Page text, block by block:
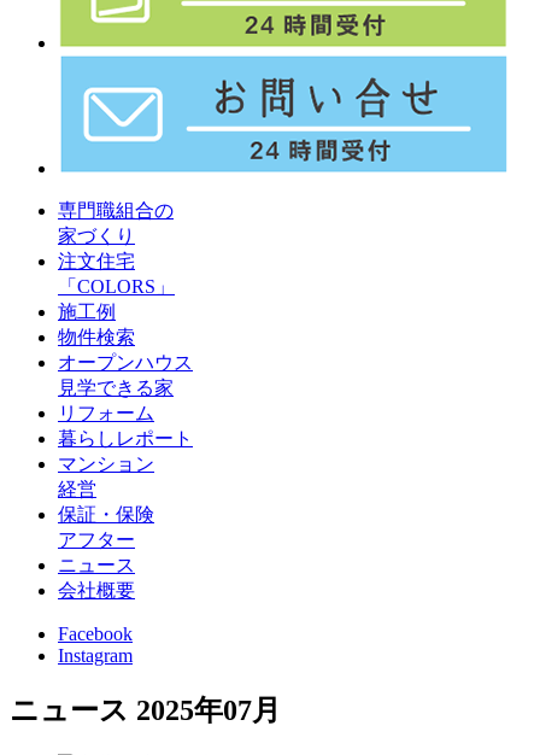
専門職組合の
家づくり
注文住宅
「COLORS」
施工例
物件検索
オープンハウス
見学できる家
リフォーム
暮らしレポート
マンション
経営
保証・保険
アフター
ニュース
会社概要
Facebook
Instagram
ニュース 2025年07月